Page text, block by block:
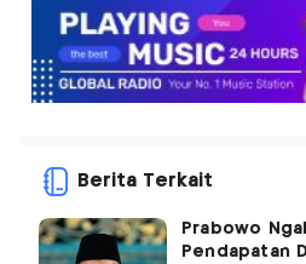
Berita Terkait
Prabowo
Pendapatan